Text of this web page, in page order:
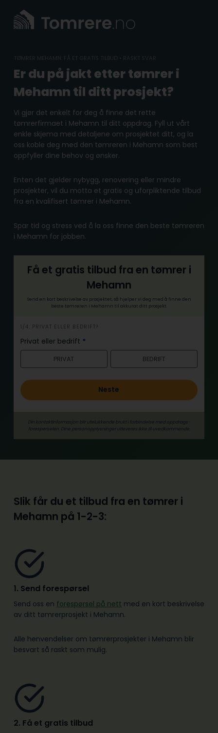
content
TØMRER MEHAMN: FÅ ET GRATIS TILBUD • RASKT SVAR
Er du på jakt etter tømrer i
Mehamn til ditt prosjekt?
Vi gjør det enkelt for deg å finne det rette
tømrerfirmaet i Mehamn til ditt oppdrag. Fyll ut vårt
enkle skjema med detaljene om prosjektet ditt, og la
oss koble deg med den tømreren i Mehamn som best
oppfyller dine behov og ønsker.
Enten det gjelder nybygg, renovering eller mindre
prosjekter, vil du motta et gratis og uforpliktende tilbud
fra en kvalifisert tømrer i Mehamn.
Spar tid og stress ved å la oss finne den beste tømreren
i Mehamn for jobben.
Få et gratis tilbud fra en tømrer i
Mehamn
Send en kort beskrivelse av prosjektet, så hjelper vi deg med å finne den
beste tømreren i Mehamn til akkurat ditt prosjekt.
h
e
r
1/4: PRIVAT ELLER BEDRIFT?
Privat eller bedrift *
PRIVAT BEDRIFT
Neste
Din kontaktinformasjon blir utelukkende brukt i forbindelse med oppdrags­
forespørselen. Dine person­­opplysninger utleveres ikke til uvedkommende.
Slik får du et tilbud fra en tømrer i
Mehamn på 1-2-3:
1. Send forespørsel
Send oss en forespørsel på nett med en kort beskrivelse
av ditt tømrerprosjekt i Mehamn.
Alle henvendelser om tømrerprosjekter i Mehamn blir
besvart så raskt som mulig.
2. Få et gratis tilbud